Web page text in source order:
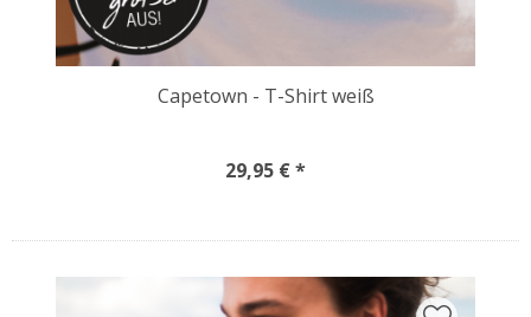
Capetown - T-Shirt weiß
29,95 € *